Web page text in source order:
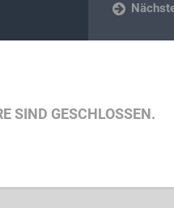
SIND GESCHLOSSEN.